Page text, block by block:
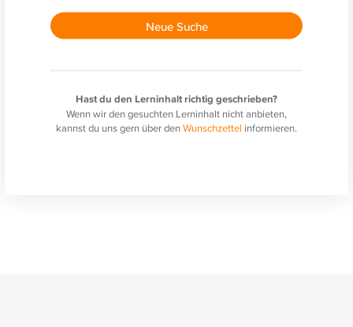
Neue Suche
Hast du den Lerninhalt richtig geschrieben?
Wenn wir den gesuchten Lerninhalt nicht anbieten,
kannst du uns gern über denWunschzettel informieren.